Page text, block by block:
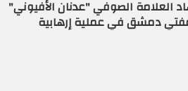
العلامة الصوفي "عدنان الأفيوني"
دمشق في عملية إرهابية